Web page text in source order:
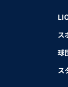
ス
球
ス